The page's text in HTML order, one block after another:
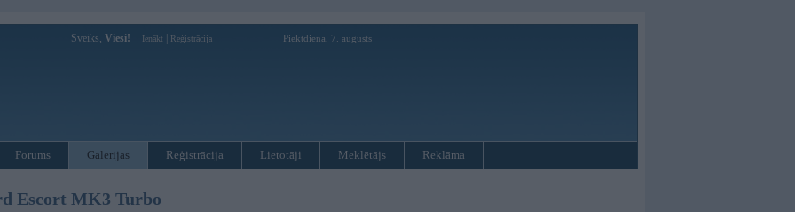
Sveiks, Viesi! Ienākt Reģistrācija Piektdiena, 7. augusts
Forums Galerijas Reģistrācija Lietotāji Meklētājs Reklāma
Escort MK3 Turbo